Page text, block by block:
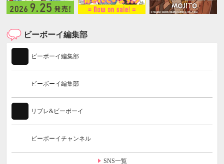
ビーボーイ編集部
ビーボーイ編集部
ビーボーイ編集部
リブレ&ビーボーイ
ビーボーイチャンネル
SNS一覧